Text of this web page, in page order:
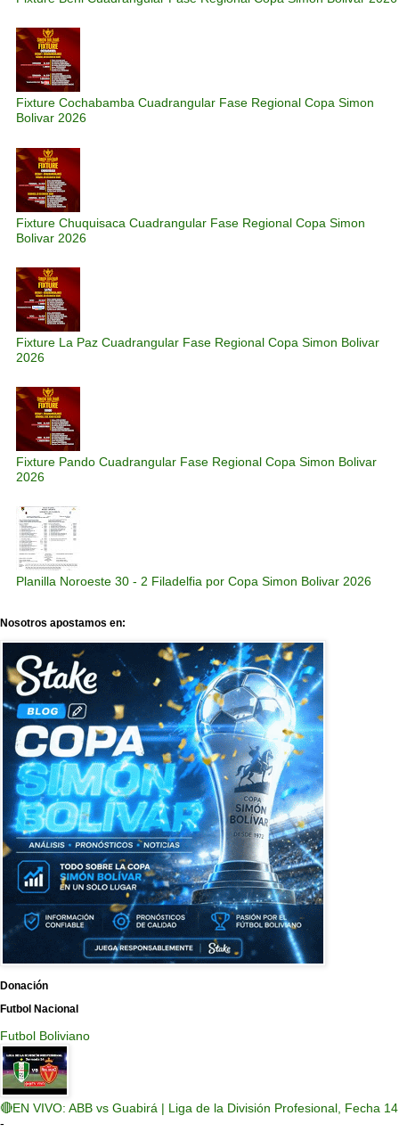
Fixture Cochabamba Cuadrangular Fase Regional Copa Simon
Bolivar 2026
Fixture Chuquisaca Cuadrangular Fase Regional Copa Simon
Bolivar 2026
Fixture La Paz Cuadrangular Fase Regional Copa Simon Bolivar
2026
Fixture Pando Cuadrangular Fase Regional Copa Simon Bolivar
2026
Planilla Noroeste 30 - 2 Filadelfia por Copa Simon Bolivar 2026
Nosotros apostamos en:
Donación
Futbol Nacional
Futbol Boliviano
🔴EN VIVO: ABB vs Guabirá | Liga de la División Profesional, Fecha 14
-